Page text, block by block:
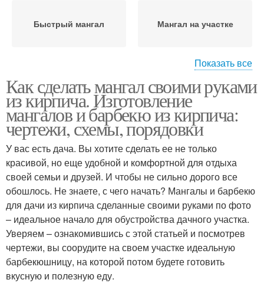
Быстрый мангал Мангал на участке
Места для мангала Мобильные мангалы
Стационарные мангалы Бюджетный мангал
Показать все
Как сделать мангал своими руками
из кирпича. Изготовление
мангалов и барбекю из кирпича:
чертежи, схемы, порядовки
У вас есть дача. Вы хотите сделать ее не только
красивой, но еще удобной и комфортной для отдыха
своей семьи и друзей. И чтобы не сильно дорого все
обошлось. Не знаете, с чего начать? Мангалы и барбекю
для дачи из кирпича сделанные своими руками по фото
– идеальное начало для обустройства дачного участка.
Уверяем – ознакомившись с этой статьей и посмотрев
чертежи, вы соорудите на своем участке идеальную
барбекюшницу, на которой потом будете готовить
вкусную и полезную еду.